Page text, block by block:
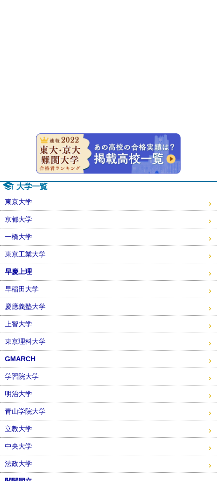
大学一覧
東京大学
京都大学
一橋大学
東京工業大学
早慶上理
早稲田大学
慶應義塾大学
上智大学
東京理科大学
GMARCH
学習院大学
明治大学
青山学院大学
立教大学
中央大学
法政大学